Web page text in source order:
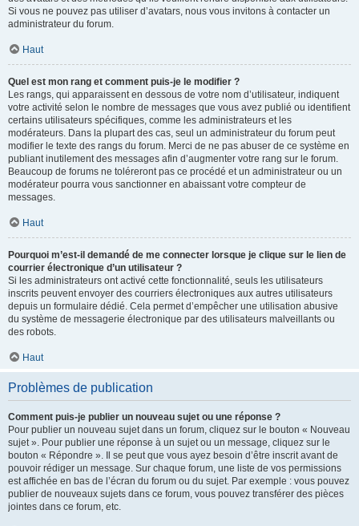
Si vous ne pouvez pas utiliser d’avatars, nous vous invitons à contacter un
administrateur du forum.
Haut
Quel est mon rang et comment puis-je le modifier ?
Les rangs, qui apparaissent en dessous de votre nom d’utilisateur, indiquent
votre activité selon le nombre de messages que vous avez publié ou identifient
certains utilisateurs spécifiques, comme les administrateurs et les
modérateurs. Dans la plupart des cas, seul un administrateur du forum peut
modifier le texte des rangs du forum. Merci de ne pas abuser de ce système en
publiant inutilement des messages afin d’augmenter votre rang sur le forum.
Beaucoup de forums ne toléreront pas ce procédé et un administrateur ou un
modérateur pourra vous sanctionner en abaissant votre compteur de
messages.
Haut
Pourquoi m’est-il demandé de me connecter lorsque je clique sur le lien de
courrier électronique d’un utilisateur ?
Si les administrateurs ont activé cette fonctionnalité, seuls les utilisateurs
inscrits peuvent envoyer des courriers électroniques aux autres utilisateurs
depuis un formulaire dédié. Cela permet d’empêcher une utilisation abusive
du système de messagerie électronique par des utilisateurs malveillants ou
des robots.
Haut
Problèmes de publication
Comment puis-je publier un nouveau sujet ou une réponse ?
Pour publier un nouveau sujet dans un forum, cliquez sur le bouton « Nouveau
sujet ». Pour publier une réponse à un sujet ou un message, cliquez sur le
bouton « Répondre ». Il se peut que vous ayez besoin d’être inscrit avant de
pouvoir rédiger un message. Sur chaque forum, une liste de vos permissions
est affichée en bas de l’écran du forum ou du sujet. Par exemple : vous pouvez
publier de nouveaux sujets dans ce forum, vous pouvez transférer des pièces
jointes dans ce forum, etc.